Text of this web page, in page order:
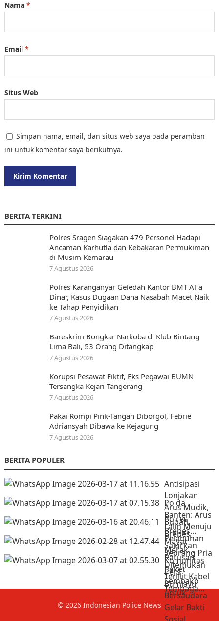
Nama *
Email *
Situs Web
Simpan nama, email, dan situs web saya pada peramban
ini untuk komentar saya berikutnya.
BERITA TERKINI
Polres Sragen Siagakan 479 Personel Hadapi
Ancaman Karhutla dan Kebakaran Permukiman
di Musim Kemarau
7 Agustus 2026
Polres Karanganyar Geledah Kantor BMT Alfa
Dinar, Kasus Dugaan Dana Nasabah Macet Naik
ke Tahap Penyidikan
7 Agustus 2026
Bareskrim Bongkar Narkoba di Klub Bintang
Lima Bali, 53 Orang Ditangkap
7 Agustus 2026
Korupsi Pesawat Fiktif, Eks Pegawai BUMN
Tersangka Kejari Tangerang
7 Agustus 2026
Pakai Rompi Pink-Tangan Diborgol, Febrie
Adriansyah Dibawa ke Kejagung
7 Agustus 2026
BERITA POPULER
Antisipasi
Lonjakan
Arus Mudik,
Polres
Brebes…
Polda
Banten: Arus
Lalin Menuju
Pelabuhan
Merak…
Bupati
Brebes
Salurkan
Ratusan
Paket
Sembako
untuk…
Mayat
Seorang Pria
Ditemukan
Terlilit Kabel
Tembaga…
Komunitas
Pers
Bumiayu
Bersaudara
Gelar Bakti
© 2026 Indonesian Police News